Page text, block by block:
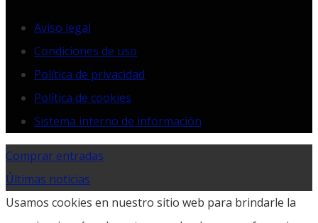
Aviso legal
Condiciones de uso
Política de privacidad
Política de cookies
Sistema interno de información
Comprar entradas
Últimas noticias
Usamos cookies en nuestro sitio web para brindarle la